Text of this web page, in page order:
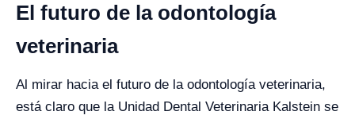
El futuro de la odontología
veterinaria
Al mirar hacia el futuro de la odontología veterinaria,
está claro que la Unidad Dental Veterinaria Kalstein se